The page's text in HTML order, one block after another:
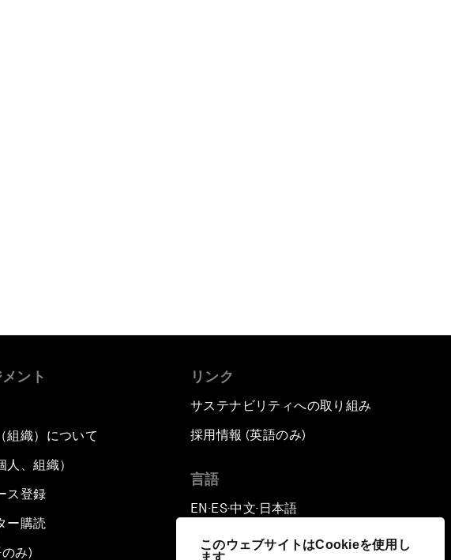
このウェブサイトはCookieを使用し
ます
ント
組織）について
、組織）
ス登録
ー購読
み)
リンク
サステナビリティへの取り組み
採用情報 (英語のみ)
言語
EN ▪ ES▪中文▪ 日本語